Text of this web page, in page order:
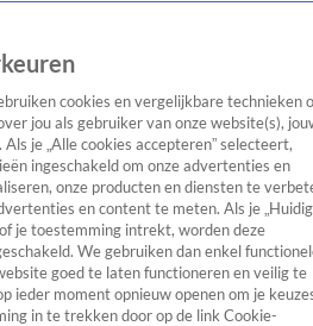
TV Algemeen
Tip
cookies en vergelijkbare technieken
jou als gebruiker van onze website(s),
je „Alle cookies accepteren” selecteert,
ingeschakeld om onze advertenties en
onze producten en diensten te
en content te meten. Als je
je toestemming intrekt, worden deze
We gebruiken dan enkel
goed te laten functioneren en veilig te
ieder moment opnieuw openen om je
in te trekken door op de link Cookie-